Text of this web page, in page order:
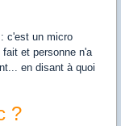
c'est un micro
et personne n'a
en disant à quoi
?